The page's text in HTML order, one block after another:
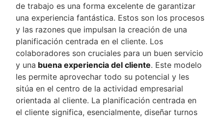
de trabajo es una forma excelente de garantizar
una experiencia fantástica. Estos son los procesos
y las razones que impulsan la creación de una
planificación centrada en el cliente. Los
colaboradores son cruciales para un buen servicio
y una buena experiencia del cliente. Este modelo
les permite aprovechar todo su potencial y les
sitúa en el centro de la actividad empresarial
orientada al cliente. La planificación centrada en
el cliente significa, esencialmente, diseñar turnos